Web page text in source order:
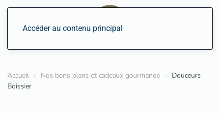
Accéder au contenu principal
Accueil Nos bons plans et cadeaux gourmands
Douceurs
Boissier